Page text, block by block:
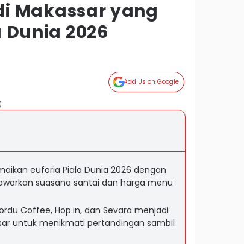
Makassar yang
2026
Add Us on Google
euforia Piala Dunia 2026 dengan
suasana santai dan harga menu
Coffee, Hop.in, dan Sevara menjadi
untuk menikmati pertandingan sambil